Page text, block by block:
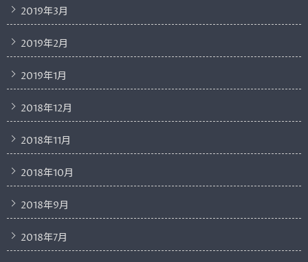
2019年3月
2019年2月
2019年1月
2018年12月
2018年11月
2018年10月
2018年9月
2018年7月